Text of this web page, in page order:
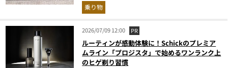
乗り物
2026/07/09 12:00 PR
ルーティンが感動体験に！Schickのプレミア
ムライン「プロジスタ」で始めるワンランク上
のヒゲ剃り習慣